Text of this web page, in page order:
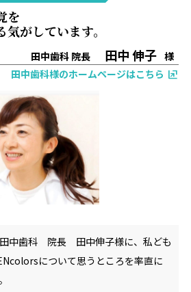
を
がしています。
田中歯科 院長 田中 伸子 様
田中歯科様のホームページはこちら ungroup
中歯科 院長 田中伸子様に、私ども
について思うところを率直に